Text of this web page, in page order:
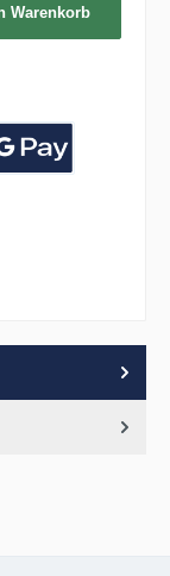
Warenkorb